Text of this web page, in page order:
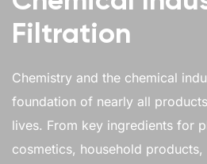
Filtration
Chemistry and the chemical
foundation of nearly all
lives. From key ingredients for
cosmetics, household